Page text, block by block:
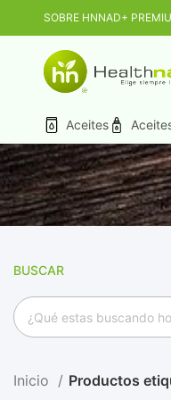
SOBRE HNNAD+
Aceites
BUSCAR
Inicio Productos